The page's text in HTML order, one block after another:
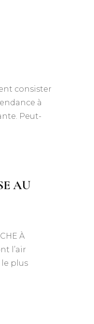
consister
à
Peut-
AU
À
l’air
le plus